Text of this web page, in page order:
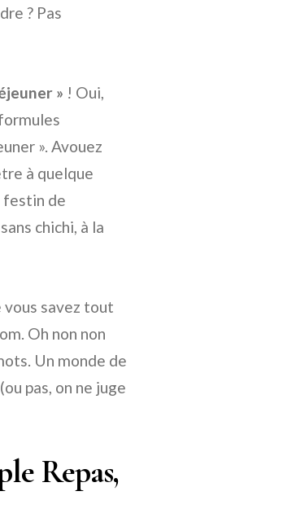
? Pas
» ! Oui,
». Avouez
à quelque
festin de
chichi, à la
vous savez tout
Oh non non
Un monde de
pas, on ne juge
Repas,